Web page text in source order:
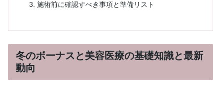
施術前に確認すべき事項と準備リスト
冬のボーナスと美容医療の基礎知識と最新
動向